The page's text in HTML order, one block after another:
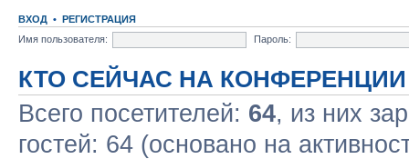
ВХОД • РЕГИСТРАЦИЯ
Имя пользователя:
Пароль:
КТО СЕЙЧАС НА КОНФЕРЕНЦИИ
Всего посетителей: 64, из них
гостей: 64 (основано на